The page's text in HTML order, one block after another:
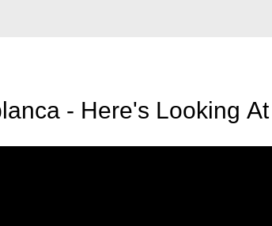
- Here's Looking